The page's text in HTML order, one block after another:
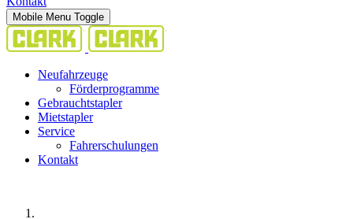
Mobile Menu Toggle
Neufahrzeuge
Förderprogramme
Gebrauchtstapler
Mietstapler
Service
Fahrerschulungen
Kontakt